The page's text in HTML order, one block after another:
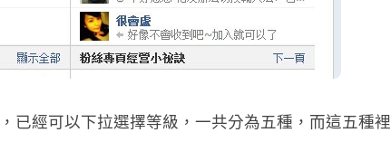
已經可以下拉選擇等級，一共分為五種，而這五種裡